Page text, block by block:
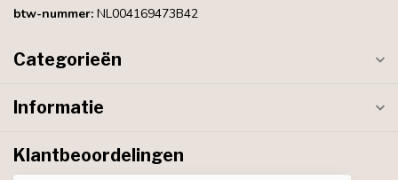
btw-nummer: NL004169473B42
Categorieën
Informatie
Klantbeoordelingen